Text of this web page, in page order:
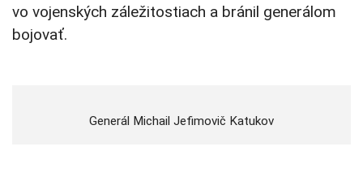
vo vojenských záležitostiach a bránil generálom
bojovať.
Generál Michail Jefimovič Katukov